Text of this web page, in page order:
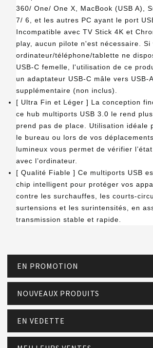
360/ One/ One X, MacBook (USB A),
7/ 6, et les autres PC ayant le port
Incompatible avec TV Stick 4K et
play, aucun pilote n'est nécessaire. Si
ordinateur/téléphone/tablette ne
USB-C femelle, l'utilisation de ce
un adaptateur USB-C mâle vers USB-
supplémentaire (non inclus).
[ Ultra Fin et Léger ] La conception
ce hub multiports USB 3.0 le rend
prend pas de place. Utilisation idéale
le bureau ou lors de vos
lumineux vous permet de vérifier
avec l’ordinateur.
[ Qualité Fiable ] Ce multiports USB
chip intelligent pour protéger vos
contre les surchauffes, les courts-
surtensions et les surintensités, en
transmission stable et rapide.
EN PROMOTION
NOUVEAUX PRODUITS
EN VEDETTE